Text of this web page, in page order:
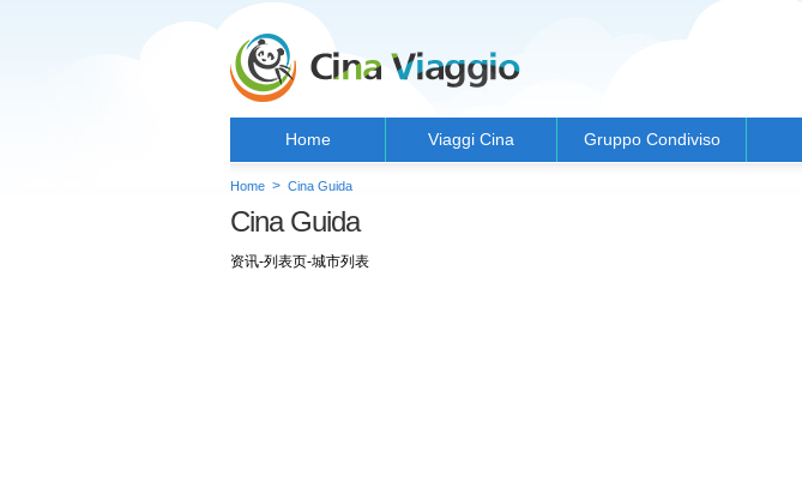
Home Viaggi Cina Gruppo Condiviso
Home > Cina Guida
Cina Guida
资讯-列表页-城市列表